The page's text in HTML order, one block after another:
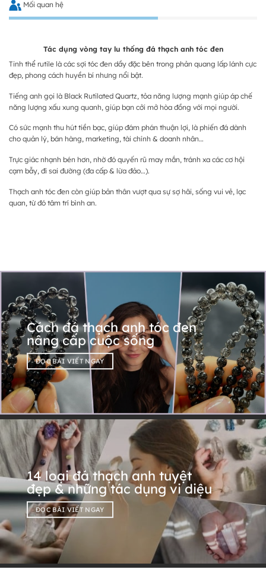
Mối quan hệ
Tác dụng vòng tay lu thống đá thạch anh tóc đen
Tinh thể rutile là các sợi tóc đen dầy đặc bên trong phản quang lấp lánh cực
đẹp, phong cách huyền bí nhưng nổi bật.
Tiếng anh gọi là Black Rutilated Quartz, tỏa năng lượng mạnh giúp áp chế
năng lượng xấu xung quanh, giúp bạn cởi mở hòa đồng với mọi người.
Có sức mạnh thu hút tiền bạc, giúp đám phán thuận lợi, là phiến đá dành
cho quản lý, bán hàng, marketing, tài chính & doanh nhân…
Trực giác nhạnh bén hơn, nhờ đó quyến rũ may mắn, tránh xa các cơ hội
cạm bẫy, đi sai đường (đa cấp & lừa đảo…).
Thạch anh tóc đen còn giúp bản thân vượt qua sự sợ hãi, sống vui vẻ, lạc
quan, từ đó tâm trí bình an.
Cách đá thạch anh tóc đen
nâng cấp cuộc sống
ĐỌC BÀI VIẾT NGAY
14 loại đá thạch anh tuyệt
đẹp & những tác dụng vi diệu
ĐỌC BÀI VIẾT NGAY